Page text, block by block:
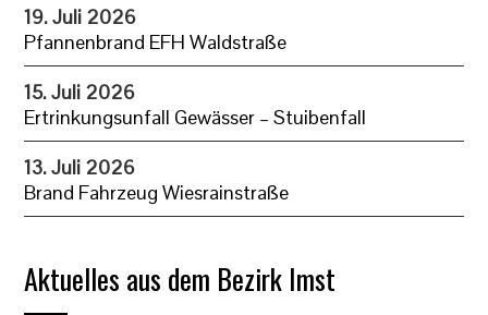
19. Juli 2026
Pfannenbrand EFH Waldstraße
15. Juli 2026
Ertrinkungsunfall Gewässer – Stuibenfall
13. Juli 2026
Brand Fahrzeug Wiesrainstraße
Aktuelles aus dem Bezirk Imst